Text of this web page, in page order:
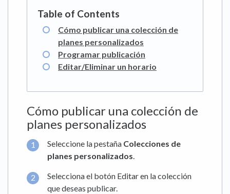
Cómo publicar una colección de
planes personalizados
Programar publicación
Editar/Eliminar un horario
Cómo publicar una colección de
planes personalizados
Seleccione la pestaña Colecciones de
planes personalizados.
Selecciona el botón Editar en la colección
que deseas publicar.